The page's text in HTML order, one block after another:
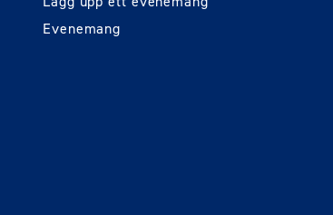
Evenemang